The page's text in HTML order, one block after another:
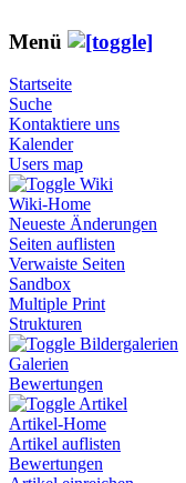
Menü
Startseite
Suche
Kontaktiere uns
Kalender
Users map
Wiki
Wiki-Home
Neueste Änderungen
Seiten auflisten
Verwaiste Seiten
Sandbox
Multiple Print
Strukturen
Bildergalerien
Galerien
Bewertungen
Artikel
Artikel-Home
Artikel auflisten
Bewertungen